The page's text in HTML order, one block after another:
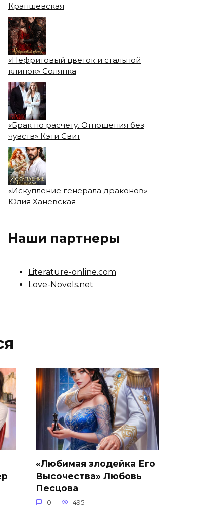
Краншевская
«Нефритовый цветок и стальной
клинок» Солянка
«Брак по расчету. Отношения без
чувств» Кэти Свит
«Искупление генерала драконов»
Юлия Ханевская
Наши партнеры
Literature-online.com
Love-Novels.net
«Любимая злодейка Его
Высочества» Любовь
Песцова
0 495